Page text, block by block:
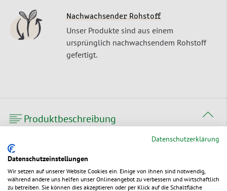
Nachwachsender Rohstoff
Unser Produkte sind aus einem
ursprünglich nachwachsendem Rohstoff
gefertigt.
Produktbeschreibung
Flachbeutel aus Kraftpapier
Die nachhaltige Alternative zu Flachbeuteln aus Kunststoff –
Datenschutzerklärung
Datenschutzeinstellungen
Wir setzen auf unserer Website Cookies ein. Einige von ihnen sind notwendig,
während andere uns helfen unser Onlineangebot zu verbessern und wirtschaftlich
zu betreiben. Sie können dies akzeptieren oder per Klick auf die Schaltfläche